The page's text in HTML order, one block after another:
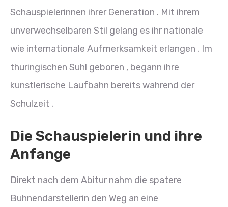
Schauspielerinnen ihrer Generation . Mit ihrem
unverwechselbaren Stil gelang es ihr nationale
wie internationale Aufmerksamkeit erlangen . Im
thuringischen Suhl geboren , begann ihre
kunstlerische Laufbahn bereits wahrend der
Schulzeit .
Die Schauspielerin und ihre
Anfange
Direkt nach dem Abitur nahm die spatere
Buhnendarstellerin den Weg an eine